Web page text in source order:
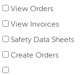
View Orders
View Invoices
Safety Data Sheets
Create Orders